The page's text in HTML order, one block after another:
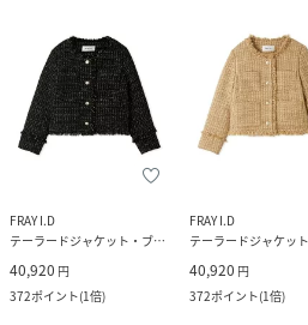
FRAY I.D
テーラードジャケット・ブレザー
40,920 円
372ポイント(1倍)
FRAY I.D
40,920 円
372ポイント(1倍)